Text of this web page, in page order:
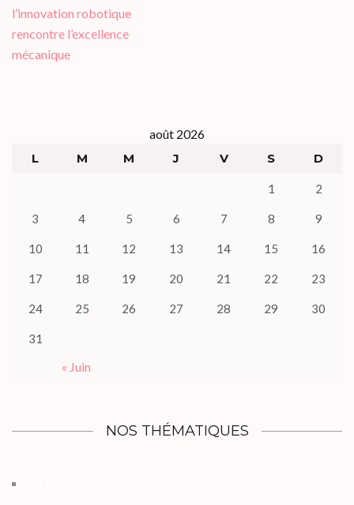
l’innovation robotique
rencontre l’excellence
mécanique
août 2026
L
M M J V S D
1 2
3 4 5 6 7 8 9
10 11 12 13 14 15 16
17 18 19 20 21 22 23
24 25 26 27 28 29 30
31
« Juin
NOS THÉMATIQUES